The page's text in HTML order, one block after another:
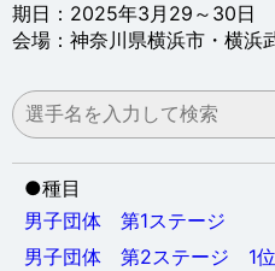
期日：2025年3月29～30日
会場：神奈川県横浜市・横浜
●種目
男子団体 第1ステージ
男子団体 第2ステージ 1位